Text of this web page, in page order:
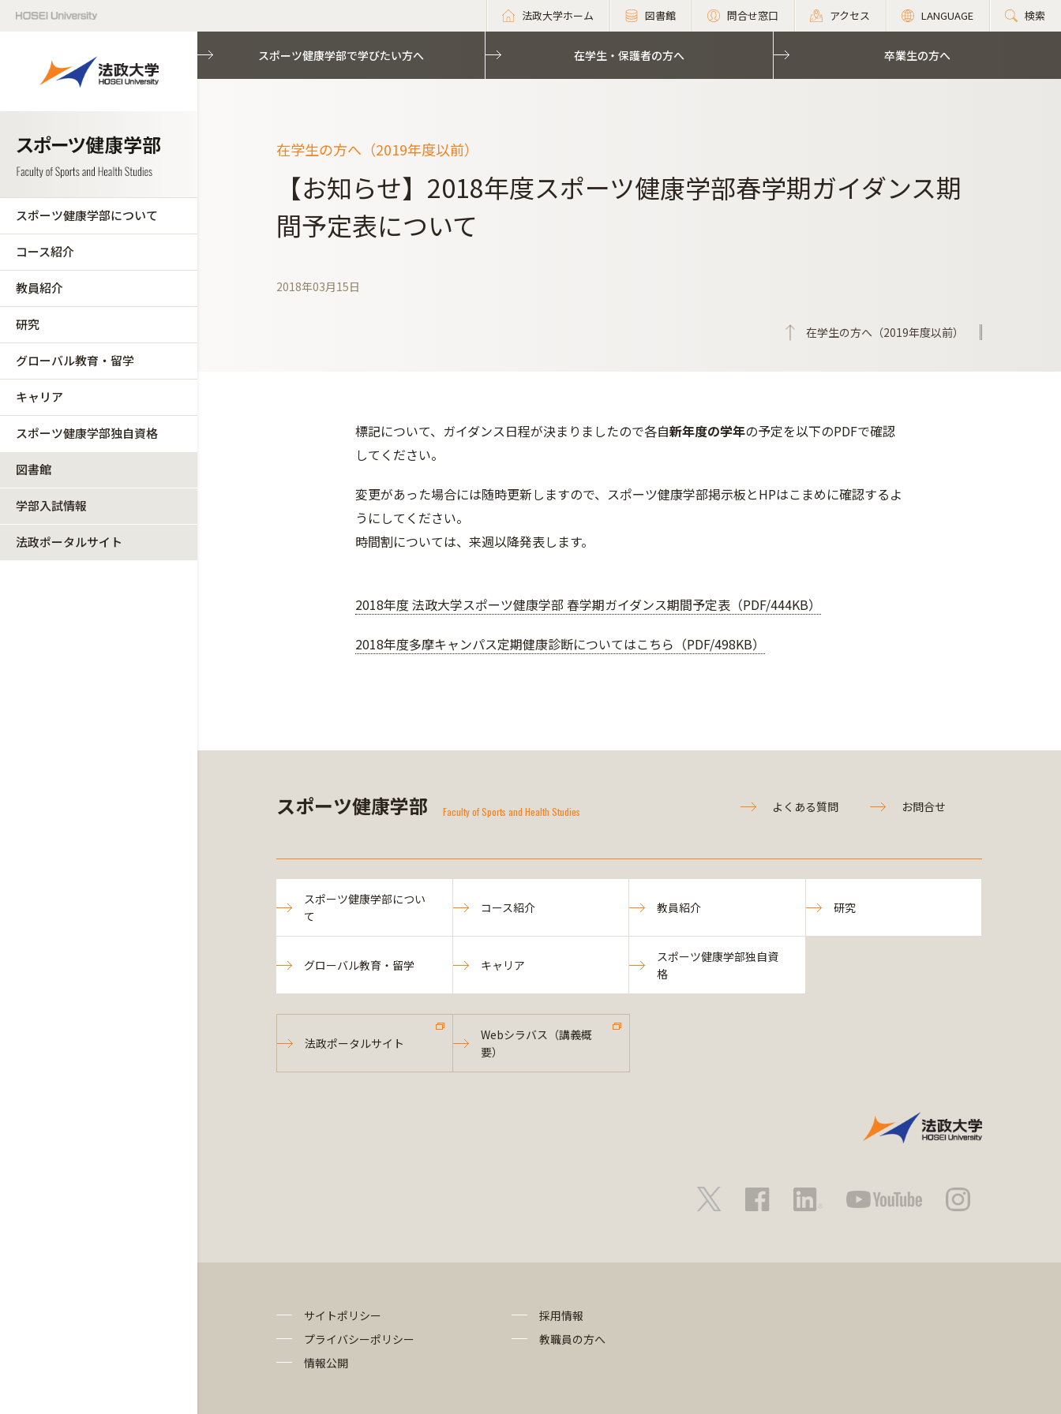
法政大学ホーム 図書館 問合せ窓口 アクセス LANGUAGE 検索
スポーツ健康学部について
コース紹介
教員紹介
研究
グローバル教育・留学
キャリア
スポーツ健康学部独自資格
図書館
学部入試情報
法政ポータルサイト
スポーツ健康学部で学びたい方へ 在学生・保護者の方へ 卒業生の方へ
在学生の方へ（2019年度以前）
【お知らせ】2018年度スポーツ健康学部春学期ガイダンス期
間予定表について
2018年03月15日
在学生の方へ（2019年度以前）
標記について、ガイダンス日程が決まりましたので各自新年度の学年の予定を以下のPDFで確認
してください。
変更があった場合には随時更新しますので、スポーツ健康学部掲示板とHPはこまめに確認するよ
うにしてください。
時間割については、来週以降発表します。
2018年度 法政大学スポーツ健康学部 春学期ガイダンス期間予定表（PDF/444KB）
2018年度多摩キャンパス定期健康診断についてはこちら（PDF/498KB）
スポーツ健康学部 Faculty of Sports and Health Studies よくある質問 お問合せ
スポーツ健康学部につい
て
コース紹介 教員紹介 研究
グローバル教育・留学 キャリア
スポーツ健康学部独自資
格
法政ポータルサイト
Webシラバス（講義概
要）
サイトポリシー
プライバシーポリシー
情報公開
採用情報
教職員の方へ